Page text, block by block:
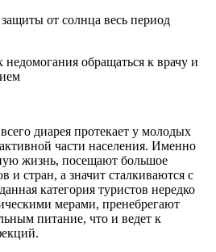
защиты от солнца весь период
обращаться к врачу и
диарея протекает у молодых
части населения. Именно
жизнь, посещают большое
и стран, а значит сталкиваются с
категория туристов нередко
мерами, пренебрегают
питание, что и ведет к